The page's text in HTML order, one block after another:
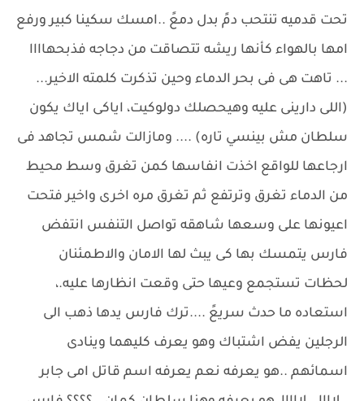
تحت قدميه تنتحب دمً بدل دمعً ..امسك سكينا كبير ورفع
امها بالهواء كأنها ريشه تتصاقت من دجاجه فذبحهاااا
... تاهت هى فى بحر الدماء وحين تذكرت كلمته الاخير...
(اللى دارينى عليه وهيحصلك دولوكيت، اياكى اياك يكون
سلطان مش بينسي تاره) .... ومازالت شمس تجاهد فى
ارجاعها للواقع اخذت انفاسها كمن تغرق وسط محيط
من الدماء تغرق وترتفع ثم تغرق مره اخرى واخير فتحت
اعيونها على وسعها شاهقه تواصل التنفس انتفض
فارس يتمسك بها كى يبث لها الامان والاطمئنان
لحظات تستجمع وعيها حتى وقعت انظارها عليه.،
استعاده ما حدث سريعً ....ترك فارس يدها ذهب الى
الرجلين يفض اشتباك وهو يعرف كليهما وينادى
اسمائهم ..هو يعرفه نعم يعرفه اسم قاتل امى جابر